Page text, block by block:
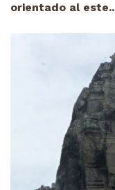
orientado al este..